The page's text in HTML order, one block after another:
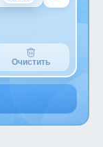
Очистить